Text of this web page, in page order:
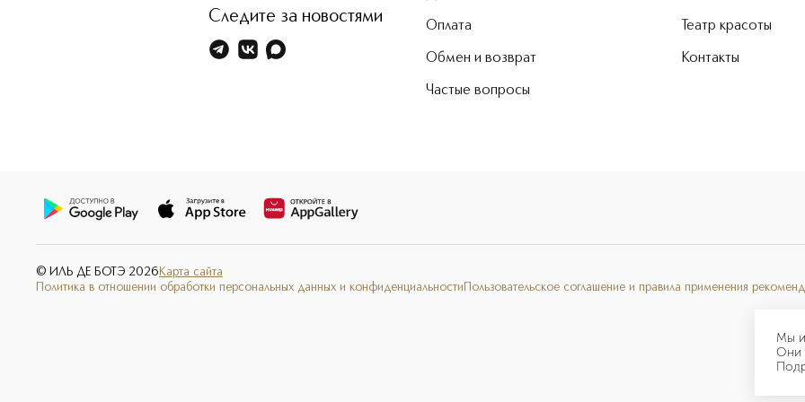
Мы
Они
Следите за новостями Оплата
Обмен и возврат
Частые вопросы
Театр красоты
Контакты
© ИЛЬ ДЕ БОТЭ 2026 Карта сайта
Политика в отношении обработки персональных данных и конфиденциальности Пользовательское соглашение и правила применения